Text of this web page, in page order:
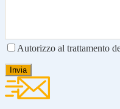
Autorizzo al trattamento